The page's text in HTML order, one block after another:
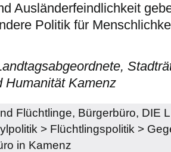
Ausländerfeindlichkeit
Politik für
Humanität Kamenz
Flüchtlinge, Bürgerbüro, DIE
> Flüchtlingspolitik >
in Kamenz